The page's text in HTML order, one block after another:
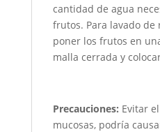
cantidad de agua
frutos. Para lavado de
poner los frutos en
malla cerrada y
Precauciones: Evitar
mucosas, podría